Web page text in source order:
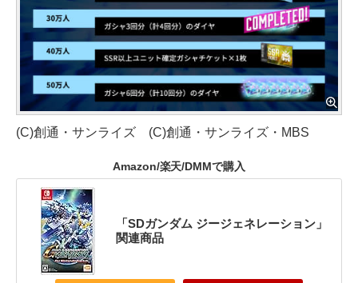
(C)創通・サンライズ (C)創通・サンライズ・MBS
Amazon/楽天/DMMで購入
「SDガンダム ジージェネレーション」
関連商品